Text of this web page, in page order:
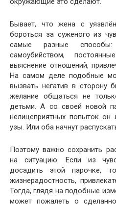
Бывает, что жена с
бороться за суженого из
самые разные
самоубийством,
выяснение отношений,
На самом деле подобные
вызвать негатив в сторону
желание общаться не
детьми. А со своей новой
нелицеприятных попыток
узы. Или оба начнут
Поэтому важно сохранить
на ситуацию. Если из
досадить этой парочке,
жизнерадостность,
Тогда, глядя на подобные
может пожалеть о